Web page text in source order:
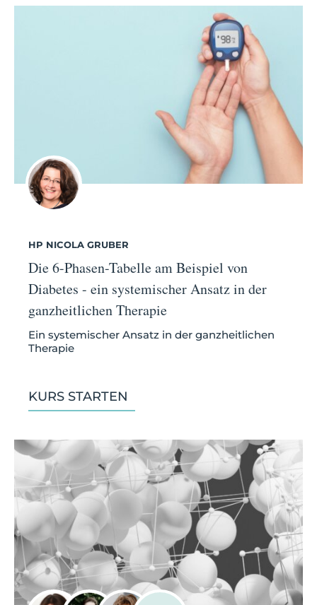
HP NICOLA GRUBER
Die 6-Phasen-Tabelle am Beispiel von
Diabetes - ein systemischer Ansatz in der
ganzheitlichen Therapie
Ein systemischer Ansatz in der ganzheitlichen
Therapie
KURS STARTEN